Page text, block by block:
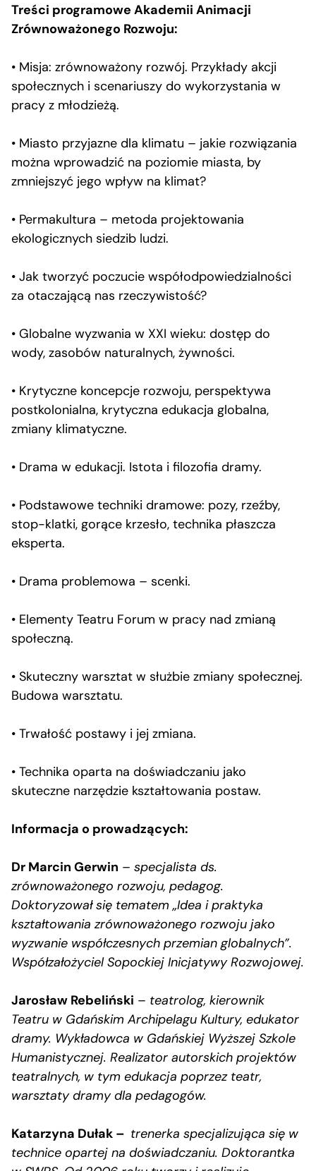
Treści programowe Akademii Animacji
Zrównoważonego Rozwoju:
• Misja: zrównoważony rozwój. Przykłady akcji
społecznych i scenariuszy do wykorzystania w
pracy z młodzieżą.
• Miasto przyjazne dla klimatu – jakie rozwiązania
można wprowadzić na poziomie miasta, by
zmniejszyć jego wpływ na klimat?
• Permakultura – metoda projektowania
ekologicznych siedzib ludzi.
• Jak tworzyć poczucie współodpowiedzialności
za otaczającą nas rzeczywistość?
• Globalne wyzwania w XXI wieku: dostęp do
wody, zasobów naturalnych, żywności.
• Krytyczne koncepcje rozwoju, perspektywa
postkolonialna, krytyczna edukacja globalna,
zmiany klimatyczne.
• Drama w edukacji. Istota i filozofia dramy.
• Podstawowe techniki dramowe: pozy, rzeźby,
stop-klatki, gorące krzesło, technika płaszcza
eksperta.
• Drama problemowa – scenki.
• Elementy Teatru Forum w pracy nad zmianą
społeczną.
• Skuteczny warsztat w służbie zmiany społecznej.
Budowa warsztatu.
• Trwałość postawy i jej zmiana.
• Technika oparta na doświadczaniu jako
skuteczne narzędzie kształtowania postaw.
Informacja o prowadzących:
Dr Marcin Gerwin – specjalista ds.
zrównoważonego rozwoju, pedagog.
Doktoryzował się tematem „Idea i praktyka
kształtowania zrównoważonego rozwoju jako
wyzwanie współczesnych przemian globalnych”.
Współzałożyciel Sopockiej Inicjatywy Rozwojowej.
Jarosław Rebeliński – teatrolog, kierownik
Teatru w Gdańskim Archipelagu Kultury, edukator
dramy. Wykładowca w Gdańskiej Wyższej Szkole
Humanistycznej. Realizator autorskich projektów
teatralnych, w tym edukacja poprzez teatr,
warsztaty dramy dla pedagogów.
Katarzyna Dułak – trenerka specjalizująca się w
technice opartej na doświadczaniu. Doktorantka